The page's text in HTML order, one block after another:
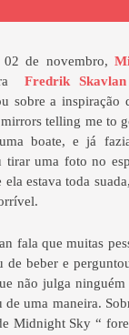
02 de novembro,
Fredrik Skavlan
sobre a
telling me to
boate, e já
tirar uma foto no
estava toda
fala que muitas
de beber e
não julga ninguém
de uma maneira.
Midnight Sky “